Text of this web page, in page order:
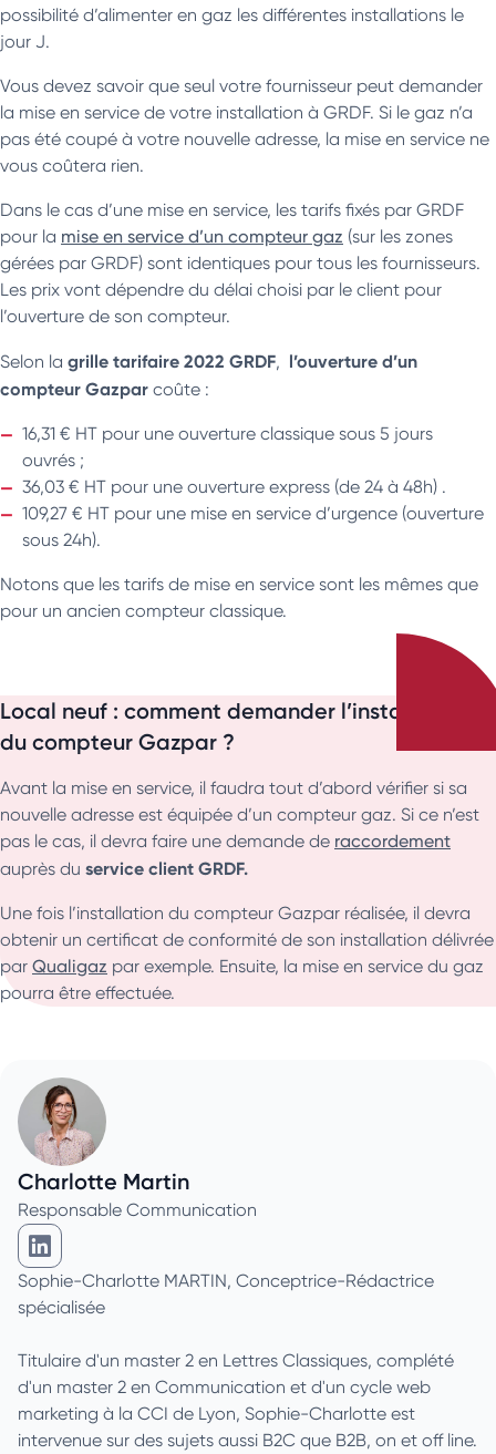
possibilité d’alimenter en gaz les différentes installations le
jour J.
Vous devez savoir que seul votre fournisseur peut demander
la mise en service de votre installation à GRDF. Si le gaz n’a
pas été coupé à votre nouvelle adresse, la mise en service ne
vous coûtera rien.
Dans le cas d’une mise en service, les tarifs fixés par GRDF
pour la mise en service d’un compteur gaz (sur les zones
gérées par GRDF) sont identiques pour tous les fournisseurs.
Les prix vont dépendre du délai choisi par le client pour
l’ouverture de son compteur.
Selon la grille tarifaire 2022 GRDF, l’ouverture d’un
compteur Gazpar coûte :
16,31 € HT pour une ouverture classique sous 5 jours
ouvrés ;
36,03 € HT pour une ouverture express (de 24 à 48h) .
109,27 € HT pour une mise en service d’urgence (ouverture
sous 24h).
Notons que les tarifs de mise en service sont les mêmes que
pour un ancien compteur classique.
Local neuf : comment demander l’installation
du compteur Gazpar ?
Avant la mise en service, il faudra tout d’abord vérifier si sa
nouvelle adresse est équipée d’un compteur gaz. Si ce n’est
pas le cas, il devra faire une demande de raccordement
auprès du service client GRDF.
Une fois l’installation du compteur Gazpar réalisée, il devra
obtenir un certificat de conformité de son installation délivrée
par Qualigaz par exemple. Ensuite, la mise en service du gaz
pourra être effectuée.
Charlotte Martin
Responsable Communication
Charlotte Martin sur Linkedin
Sophie-Charlotte MARTIN, Conceptrice-Rédactrice
spécialisée
Titulaire d'un master 2 en Lettres Classiques, complété
d'un master 2 en Communication et d'un cycle web
marketing à la CCI de Lyon, Sophie-Charlotte est
intervenue sur des sujets aussi B2C que B2B, on et off line.